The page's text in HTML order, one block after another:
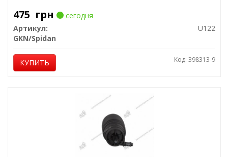
475 грн
сегодня
Артикул:
U122
GKN/Spidan
КУПИТЬ Код: 398313-9